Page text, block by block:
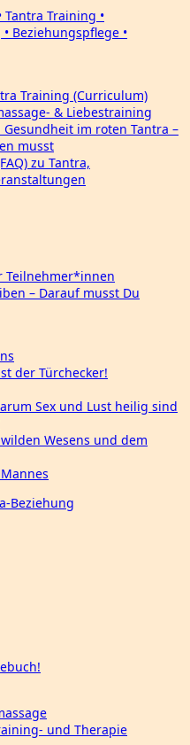
Training (Curriculum)
& Liebestraining
im roten Tantra –
musst
zu Tantra,
Teilnehmer*innen
– Darauf musst Du
der Türchecker!
Sex und Lust heilig sind
Wesens und dem
Beziehung
und Therapie